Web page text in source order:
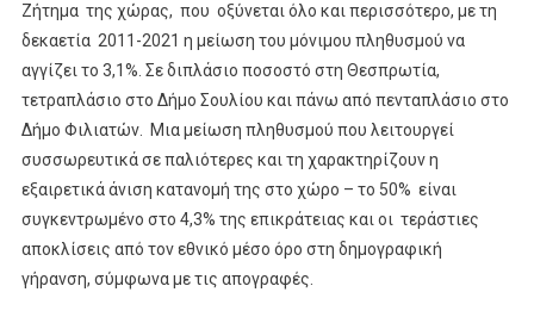
Ζήτημα της χώρας, που οξύνεται όλο και περισσότερο, με τη
δεκαετία 2011-2021 η μείωση του μόνιμου πληθυσμού να
αγγίζει το 3,1%. Σε διπλάσιο ποσοστό στη Θεσπρωτία,
τετραπλάσιο στο Δήμο Σουλίου και πάνω από πενταπλάσιο στο
Δήμο Φιλιατών. Μια μείωση πληθυσμού που λειτουργεί
συσσωρευτικά σε παλιότερες και τη χαρακτηρίζουν η
εξαιρετικά άνιση κατανομή της στο χώρο – το 50% είναι
συγκεντρωμένο στο 4,3% της επικράτειας και οι τεράστιες
αποκλίσεις από τον εθνικό μέσο όρο στη δημογραφική
γήρανση, σύμφωνα με τις απογραφές.